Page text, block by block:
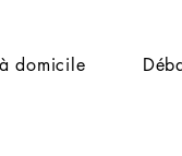
domicile